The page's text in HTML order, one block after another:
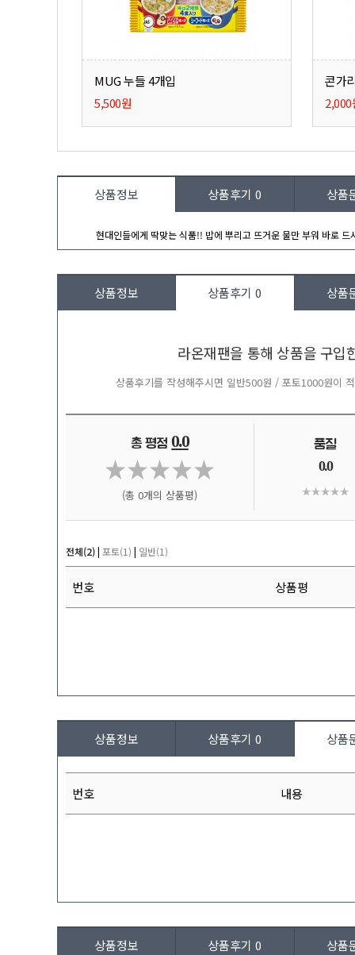
MUG 누들 4개입
5,500원
콘가
2,000
상품정보 상품후기0 상품
현대인들에게 딱맞는 식품!! 밥에 뿌리고 뜨거운 물만 부워 바로 드
상품정보 상품후기0 상품
라온재팬을 통해 상품을 구입
상품후기를 작성해주시면 일반500원 / 포토1000원이
0.0
(총 0개의 상품평)
0.0
전체(2)| 포토(1) | 일반(1)
번호 상품평
상품정보 상품후기0 상품
번호 내용
상품정보 상품후기0 상품